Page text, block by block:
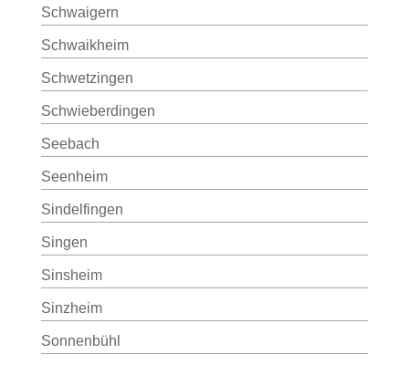
Schwaigern
Schwaikheim
Schwetzingen
Schwieberdingen
Seebach
Seenheim
Sindelfingen
Singen
Sinsheim
Sinzheim
Sonnenbühl